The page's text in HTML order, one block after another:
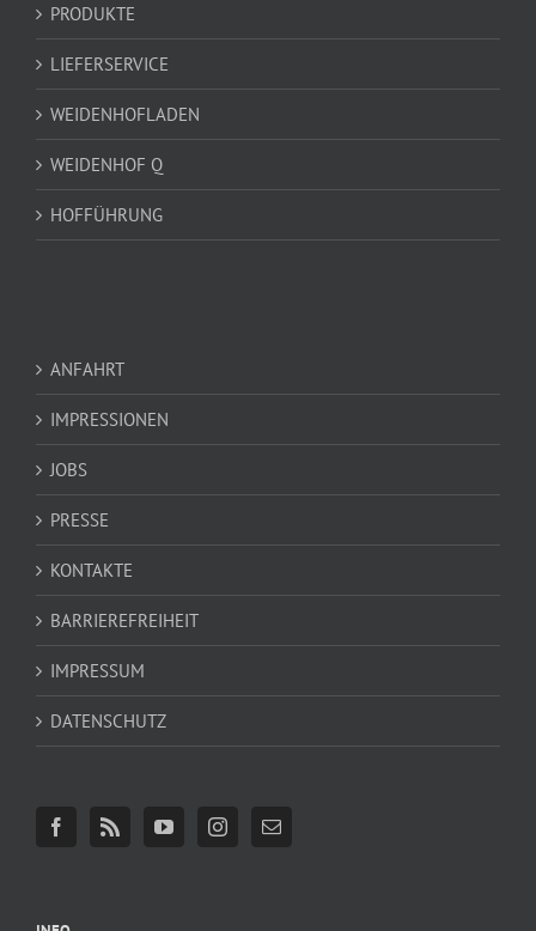
PRODUKTE
LIEFERSERVICE
WEIDENHOFLADEN
WEIDENHOF Q
HOFFÜHRUNG
ANFAHRT
IMPRESSIONEN
JOBS
PRESSE
KONTAKTE
BARRIEREFREIHEIT
IMPRESSUM
DATENSCHUTZ